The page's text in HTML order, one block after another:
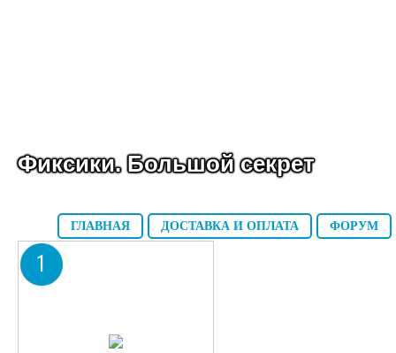
Фиксики. Большой секрет
ГЛАВНАЯ ДОСТАВКА И ОПЛАТА ФОРУМ
1